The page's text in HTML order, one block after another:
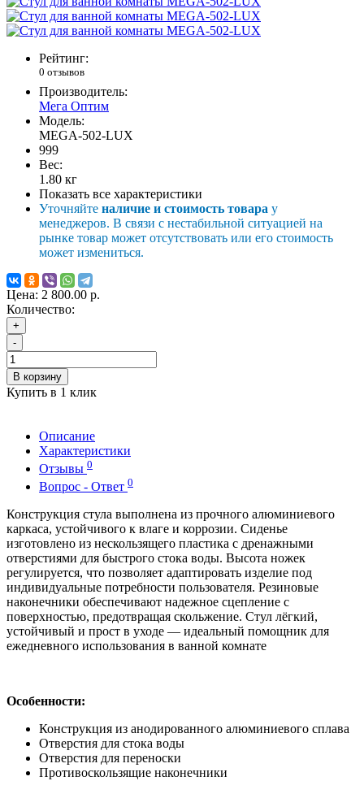
Рейтинг:
0 отзывов
Производитель:
Мега Оптим
Модель:
MEGA-502-LUX
999
Вес:
1.80 кг
Показать все характеристики
Уточняйте наличие и стоимость товара у
менеджеров. В связи с нестабильной ситуацией на
рынке товар может отсутствовать или его стоимость
может измениться.
Цена: 2 800.00 р.
Количество:
+
-
В корзину
Купить в 1 клик
Описание
Характеристики
Отзывы 0
Вопрос - Ответ 0
Конструкция стула выполнена из прочного алюминиевого
каркаса, устойчивого к влаге и коррозии. Сиденье
изготовлено из нескользящего пластика с дренажными
отверстиями для быстрого стока воды. Высота ножек
регулируется, что позволяет адаптировать изделие под
индивидуальные потребности пользователя. Резиновые
наконечники обеспечивают надежное сцепление с
поверхностью, предотвращая скольжение. Стул лёгкий,
устойчивый и прост в уходе — идеальный помощник для
ежедневного использования в ванной комнате
Особенности:
Конструкция из анодированного алюминиевого сплава
Отверстия для стока воды
Отверстия для переноски
Противоскользящие наконечники